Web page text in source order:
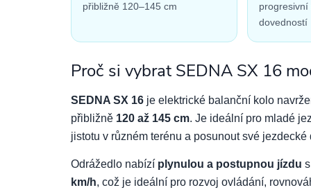
přibližně 120–145 cm
progresivní
dovedností
Proč si vybrat SEDNA SX 16
SEDNA SX 16 je elektrické balanční kolo
přibližně 120 až 145 cm. Je ideální pro mladé
jistotu v různém terénu a posunout své
Odrážedlo nabízí plynulou a postupnou jízdu
km/h, což je ideální pro rozvoj ovládání,